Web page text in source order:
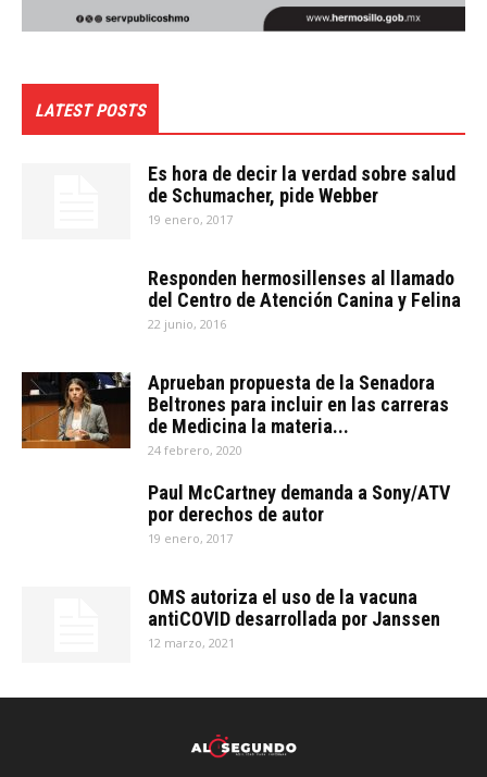
LATEST POSTS
Es hora de decir la verdad sobre salud
de Schumacher, pide Webber
19 enero, 2017
Responden hermosillenses al llamado
del Centro de Atención Canina y Felina
22 junio, 2016
Aprueban propuesta de la Senadora
Beltrones para incluir en las carreras
de Medicina la materia...
24 febrero, 2020
Paul McCartney demanda a Sony/ATV
por derechos de autor
19 enero, 2017
OMS autoriza el uso de la vacuna
antiCOVID desarrollada por Janssen
12 marzo, 2021